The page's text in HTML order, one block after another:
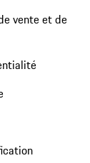
vente et de